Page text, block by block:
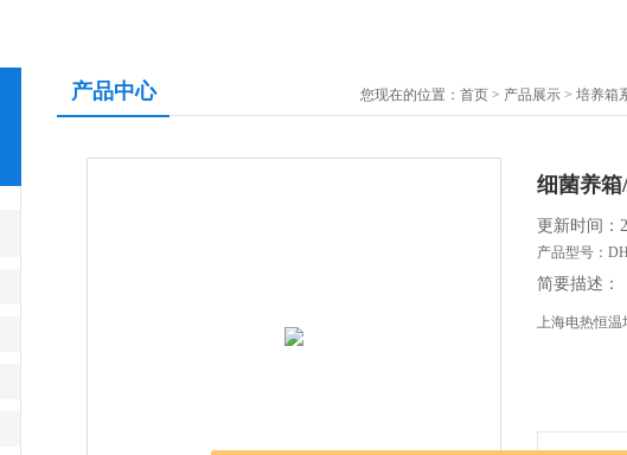
产品中心 您现在的位置： 首页 > 产品展示 > 培养箱
细菌养
更新时间：
产品型号：
简要描述：
上海电热恒温